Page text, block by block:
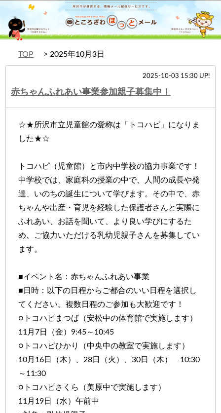
TOP 2025年10月3日
2025-10-03 15:30 UP!
赤ちゃんふれあい事業参加親子募集中！
☆★所沢市立児童館の愛称は「トコハピ」になりま
した★☆
トコハピ（児童館）と市内中学校の協力事業です！
中学校では、家庭科の授業の中で、人間の成長や発
達、いのちの誕生について学びます。その中で、赤
ちゃんや出産・育児を経験した保護者さんと実際に
ふれあい、お話を聞いて、より良い学びにするた
め、ご協力いただける乳幼児親子さんを募集してい
ます。
■イベント名：赤ちゃんふれあい事業
■日時：以下の日程からご都合のいい日程を選択し
てください。複数日程のご参加も大歓迎です！
○トコハピまつば（安松中の体育館で実施します）
11月7日（金）9:45～10:45
○トコハピひかり（中央中の教室で実施します）
10月16日（木）、28日（火）、30日（木） 10:30
～11:30
○トコハピさくら（美原中で実施します）
11月19日（水）午前中